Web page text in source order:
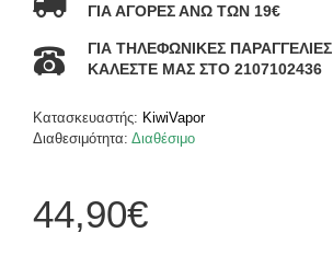
ΓΙΑ ΑΓΟΡΕΣ ΑΝΩ ΤΩΝ 19€
ΓΙΑ ΤΗΛΕΦΩΝΙΚΕΣ ΠΑΡΑΓΓΕΛΙΕΣ
ΚΑΛΕΣΤΕ ΜΑΣ ΣΤΟ 2107102436
Κατασκευαστής: KiwiVapor
Διαθεσιμότητα: Διαθέσιμο
44,90€